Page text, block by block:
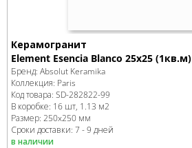
Керамогранит
Element Esencia Blanco 25x25 (1кв.м)
Бренд: Absolut Keramika
Коллекция: Paris
Код товара: SD-282822-99
В коробке: 16 шт, 1.13 м2
Размер: 250x250 мм
Сроки доставки: 7 - 9 дней
в наличии